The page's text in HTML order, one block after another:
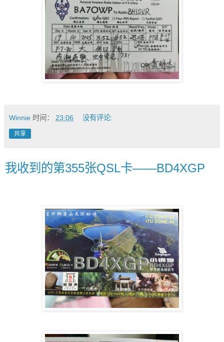
Winnie 时间： 23:06 没有评论:
共享
我收到的第355张QSL卡——BD4XGP